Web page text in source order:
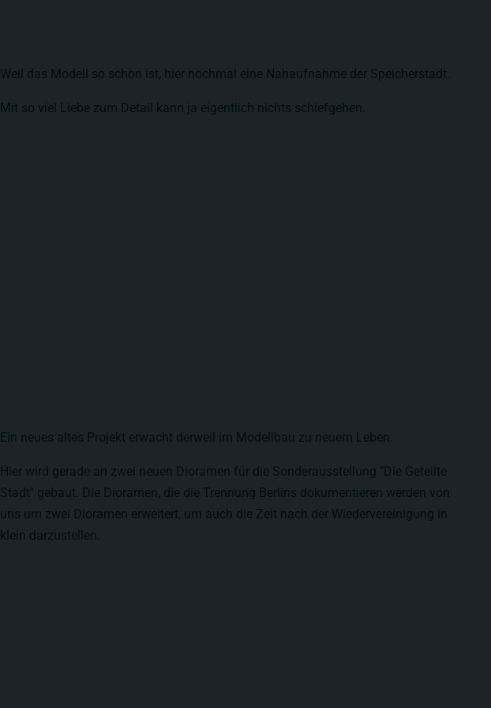
Weil das Modell so schön ist, hier nochmal eine Nahaufnahme der Speicherstadt.
Mit so viel Liebe zum Detail kann ja eigentlich nichts schiefgehen.
Ein neues altes Projekt erwacht derweil im Modellbau zu neuem Leben.
Hier wird gerade an zwei neuen Dioramen für die Sonderausstellung "Die Geteilte
Stadt" gebaut. Die Dioramen, die die Trennung Berlins dokumentieren werden von
uns um zwei Dioramen erweitert, um auch die Zeit nach der Wiedervereinigung in
klein darzustellen.